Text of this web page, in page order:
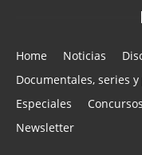
Home Noticias
Documentales, series
Especiales
Concursos
Newsletter